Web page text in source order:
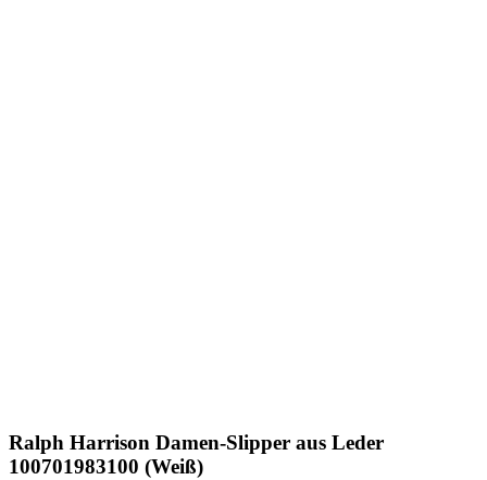
Ralph Harrison Damen-Slipper aus Leder
100701983100 (Weiß)